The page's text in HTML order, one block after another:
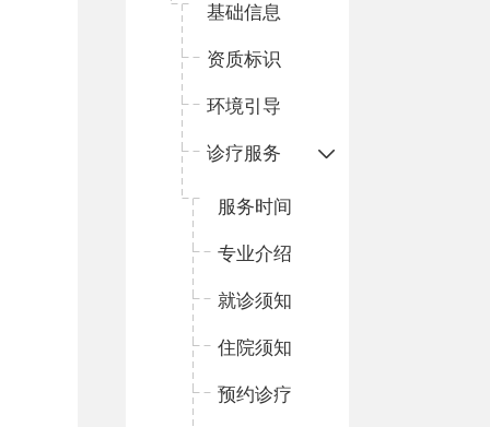
基础信息
资质标识
环境引导
诊疗服务
服务时间
专业介绍
就诊须知
住院须知
预约诊疗